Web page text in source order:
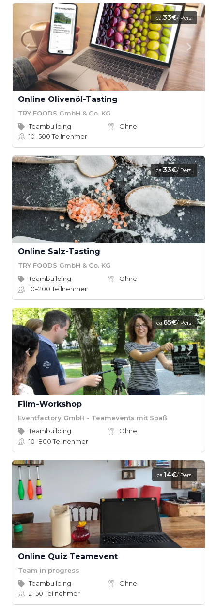
ca.33€/ Pers.
Online Olivenöl-Tasting
TRY FOODS GmbH & Co. KG
Teambuilding
Ohne
10–500Teilnehmer
ca.33€/ Pers.
Online Salz-Tasting
TRY FOODS GmbH & Co. KG
Teambuilding
Ohne
10–200Teilnehmer
ca.65€/ Pers.
Film-Workshop
Eventfactory GmbH - Teamevents mit Spaß
Teambuilding
Ohne
10–800Teilnehmer
ca.14€/ Pers.
Online Quiz Teamevent
Team in progress
Teambuilding
Ohne
2–50Teilnehmer